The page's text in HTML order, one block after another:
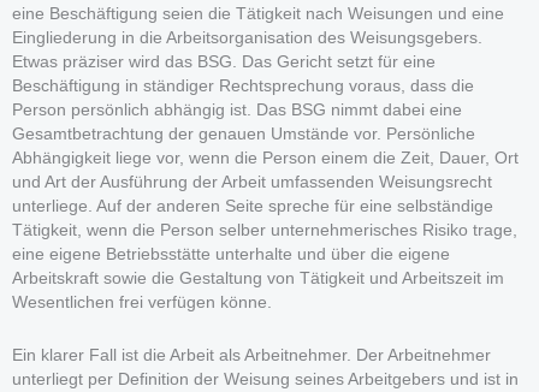
eine Beschäftigung seien die Tätigkeit nach Weisungen und eine
Eingliederung in die Arbeitsorganisation des Weisungsgebers.
Etwas präziser wird das BSG. Das Gericht setzt für eine
Beschäftigung in ständiger Rechtsprechung voraus, dass die
Person persönlich abhängig ist. Das BSG nimmt dabei eine
Gesamtbetrachtung der genauen Umstände vor. Persönliche
Abhängigkeit liege vor, wenn die Person einem die Zeit, Dauer, Ort
und Art der Ausführung der Arbeit umfassenden Weisungsrecht
unterliege. Auf der anderen Seite spreche für eine selbständige
Tätigkeit, wenn die Person selber unternehmerisches Risiko trage,
eine eigene Betriebsstätte unterhalte und über die eigene
Arbeitskraft sowie die Gestaltung von Tätigkeit und Arbeitszeit im
Wesentlichen frei verfügen könne.
Ein klarer Fall ist die Arbeit als Arbeitnehmer. Der Arbeitnehmer
unterliegt per Definition der Weisung seines Arbeitgebers und ist in